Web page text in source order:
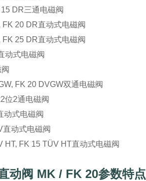
DR三通电磁阀
20 DR直动式电磁阀
25 DR直动式电磁阀
动式电磁阀
FK 20 DVGW双通电磁阀
位2通电磁阀
动式电磁阀
直动式电磁阀
HT, FK 15 TÜV HT直动式电磁阀
动阀 MK / FK 20参数特点